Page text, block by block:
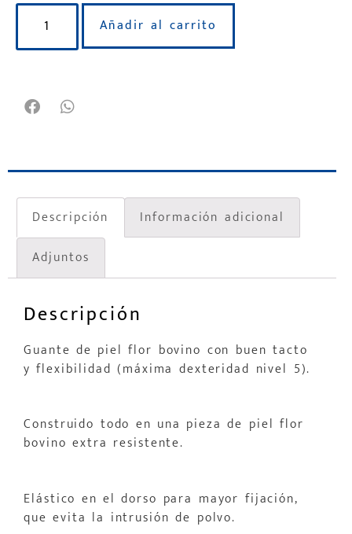
Añadir al carrito
Descripción
Información adicional
Adjuntos
Descripción
Guante de piel flor bovino con buen tacto
y flexibilidad (máxima dexteridad nivel 5).
Construido todo en una pieza de piel flor
bovino extra resistente.
Elástico en el dorso para mayor fijación,
que evita la intrusión de polvo.